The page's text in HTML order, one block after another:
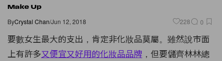
Make Up
ByCrystal Chan/Jun 12, 2018 228 0
要數女生最大的支出，肯定非化妝品莫屬。雖然說市面
上有許多又便宜又好用的化妝品品牌 ，但要儲齊林林總